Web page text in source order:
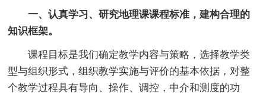
一、认真学习、研究地理课课程标准，建构合理的
知识框架。
课程目标是我们确定教学内容与策略，选择教学类
型与组织形式，组织教学实施与评价的基本依据，对整
个教学过程具有导向、操作、调控，中介和测度的功